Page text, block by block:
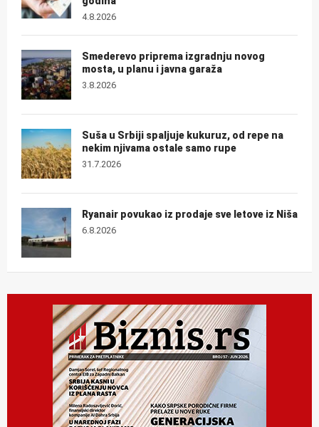
4.8.2026
Smederevo priprema izgradnju novog
mosta, u planu i javna garaža
3.8.2026
Suša u Srbiji spaljuje kukuruz, od repe na
nekim njivama ostale samo rupe
31.7.2026
Ryanair povukao iz prodaje sve letove iz Niša
6.8.2026